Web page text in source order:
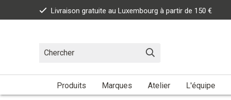
Livraison gratuite au Luxembourg à partir de 150 €
Produits Marques Atelier L'équipe